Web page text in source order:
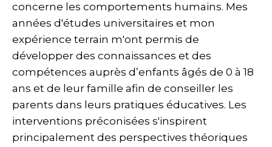
concerne les comportements humains. Mes
années d'études universitaires et mon
expérience terrain m'ont permis de
développer des connaissances et des
compétences auprès d’enfants âgés de 0 à 18
ans et de leur famille afin de conseiller les
parents dans leurs pratiques éducatives. Les
interventions préconisées s'inspirent
principalement des perspectives théoriques